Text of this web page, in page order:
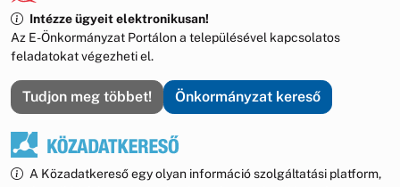
Intézze ügyeit elektronikusan!
Az E-Önkormányzat Portálon a településével kapcsolatos
feladatokat végezheti el.
Tudjon meg többet! Önkormányzat kereső
A Közadatkereső egy olyan információ szolgáltatási platform,